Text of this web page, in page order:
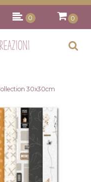
0 0
30x30cm